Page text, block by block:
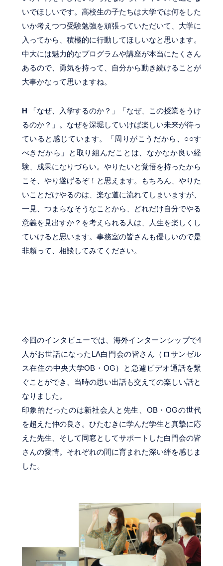
いでほしいです。高校生の子たちは大学では何をした
いか考えつつ受験勉強を頑張っていただいて、大学に
入ってから、積極的に行動してほしいなと思います。
中大には魅力的なプログラムや講座が本当にたくさん
あるので、勇気を持って、自分から動き続けることが
大事かなって思いますね。
H 「なぜ、入学するのか？」「なぜ、この授業をうけ
るのか？」。なぜを深堀していけば楽しい未来が待っ
ていると感じています。「周りがこうだから、○○す
べきだから」と取り組んだことは、なかなか良い経
験、成果になりづらい。やりたいと覚悟を持ったから
こそ、やり遂げるぞ！と思えます。もちろん、やりた
いことだけやるのは、楽な道に流れてしまいますが、
一見、つまらなそうなことから、どれだけ自分でやる
意義を見出すか？を考えられる人は、人生を楽しくし
ていけると思います。事務室の皆さんも優しいので是
非頼って、相談してみてください。
今回のインタビューでは、海外インターンシップで4
人がお世話になったLA白門会の皆さん（ロサンゼル
ス在住の中央大学OB・OG）と急遽ビデオ通話を繋
ぐことができ、当時の思い出話も交えての楽しい話と
なりました。
印象的だったのは新社会人と先生、OB・OGの世代
を超えた仲の良さ。ひたむきに学んだ学生と真摯に応
えた先生、そして同窓としてサポートした白門会の皆
さんの愛情。それぞれの間に育まれた深い絆を感じま
した。